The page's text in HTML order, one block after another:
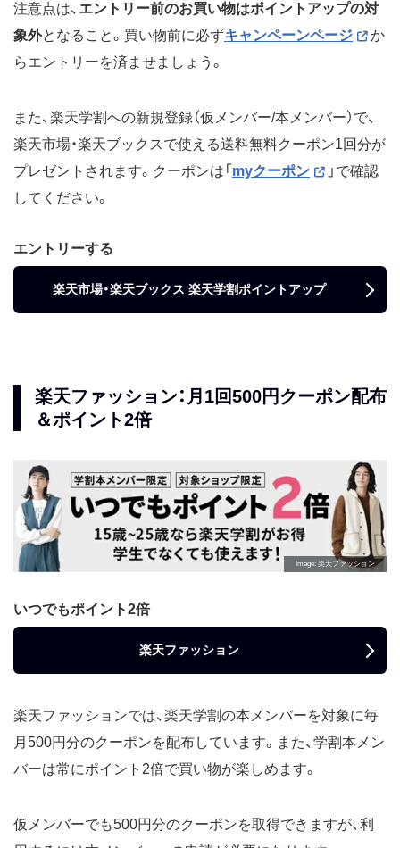
注意点は、 エントリー前のお買い物はポイントアップの対
象外となること。買い物前に必ずキャンペーンページ
か
らエントリーを済ませましょう。
また、楽天学割への新規登録（仮メンバー/本メンバー）で、
楽天市場・楽天ブックスで使える送料無料クーポン1回分が
プレゼントされます。クーポンは「 myクーポン
」で確認
してください。
エントリーする
楽天市場・楽天ブックス 楽天学割ポイントアップ
楽天ファッション：月1回500円クーポン配布
＆ポイント2倍
Image 楽天ファッション
いつでもポイント2倍
楽天ファッション
楽天ファッションでは、楽天学割の本メンバーを対象に毎
月500円分のクーポンを配布しています。また、学割本メン
バーは常にポイント2倍で買い物が楽しめます。
仮メンバーでも500円分のクーポンを取得できますが、利